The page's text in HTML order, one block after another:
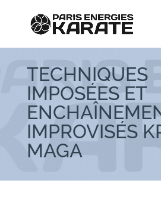
TECHNIQUES
IMPOSÉES ET
IMPROVISÉS
MAGA